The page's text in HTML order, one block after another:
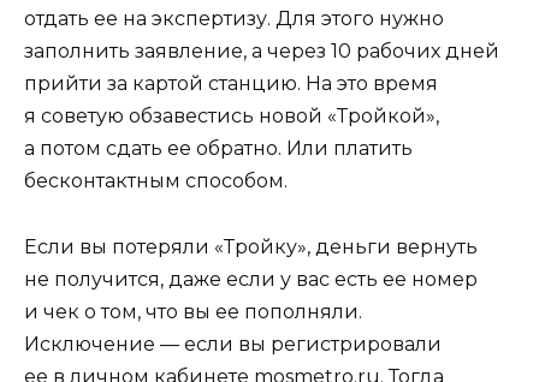
отдать ее на экспертизу. Для этого нужно
заполнить заявление, а через 10 рабочих дней
прийти за картой станцию. На это время
я советую обзавестись новой «Тройкой»,
а потом сдать ее обратно. Или платить
бесконтактным способом.
Если вы потеряли «Тройку», деньги вернуть
не получится, даже если у вас есть ее номер
и чек о том, что вы ее пополняли.
Исключение — если вы регистрировали
ее в личном кабинете mosmetro.ru. Тогда